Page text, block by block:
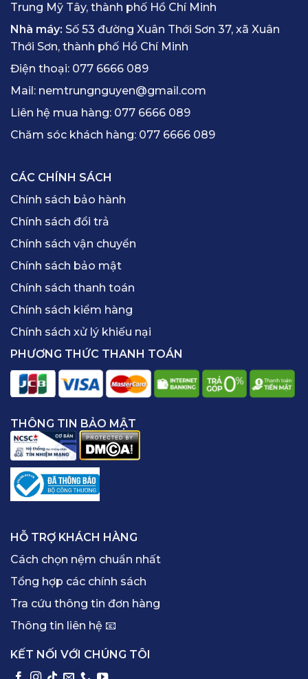
Trung Mỹ Tây, thành phố Hồ Chí Minh
Nhà máy: Số 53 đường Xuân Thới Sơn 37, xã Xuân
Thới Sơn, thành phố Hồ Chí Minh
Điện thoại: 077 6666 089
Mail: nemtrungnguyen@gmail.com
Liên hệ mua hàng: 077 6666 089
Chăm sóc khách hàng: 077 6666 089
CÁC CHÍNH SÁCH
Chính sách bảo hành
Chính sách đổi trả
Chính sách vận chuyển
Chính sách bảo mật
Chính sách thanh toán
Chính sách kiểm hàng
Chính sách xử lý khiếu nại
PHƯƠNG THỨC THANH TOÁN
THÔNG TIN BẢO MẬT
HỖ TRỢ KHÁCH HÀNG
Cách chọn nệm chuẩn nhất
Tổng hợp các chính sách
Tra cứu thông tin đơn hàng
Thông tin liên hệ 📧
KẾT NỐI VỚI CHÚNG TÔI